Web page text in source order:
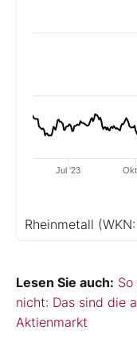
Jul '23
Rheinmetall
Lesen Sie auch:
nicht: Das sind die
Aktienmarkt